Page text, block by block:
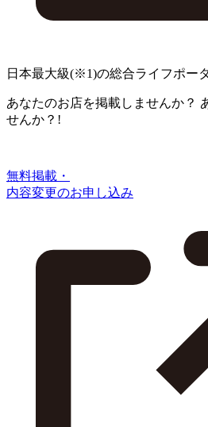
日本最大級(※1)の総合ライフポー
あなたのお店を掲載しませんか？
せんか？!
無料掲載・
内容変更のお申し込み